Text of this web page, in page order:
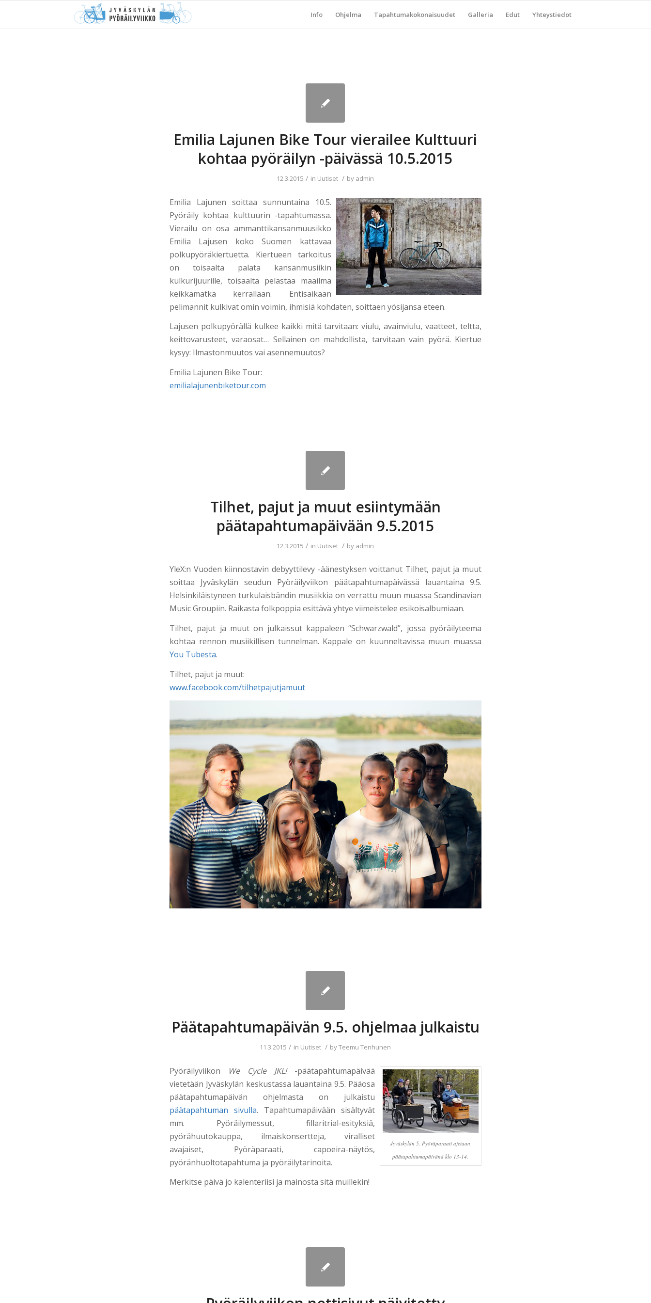
Info Ohjelma Tapahtumakokonaisuudet Galleria Edut Yhteystiedot
Emilia Lajunen Bike Tour vierailee Kulttuuri
kohtaa pyöräilyn -päivässä 10.5.2015
12.3.2015 / in Uutiset / by admin
Emilia Lajunen soittaa sunnuntaina 10.5.
Pyöräily kohtaa kulttuurin -tapahtumassa.
Vierailu on osa ammanttikansanmuusikko
Emilia Lajusen koko Suomen kattavaa
polkupyöräkiertuetta. Kiertueen tarkoitus
on toisaalta palata kansanmusiikin
kulkurijuurille, toisaalta pelastaa maailma
keikkamatka kerrallaan. Entisaikaan
pelimannit kulkivat omin voimin, ihmisiä kohdaten, soittaen yösijansa eteen.
Lajusen polkupyörällä kulkee kaikki mitä tarvitaan: viulu, avainviulu, vaatteet, teltta,
keittovarusteet, varaosat… Sellainen on mahdollista, tarvitaan vain pyörä. Kiertue
kysyy: Ilmastonmuutos vai asennemuutos?
Emilia Lajunen Bike Tour:
emilialajunenbiketour.com
Tilhet, pajut ja muut esiintymään
päätapahtumapäivään 9.5.2015
12.3.2015 / in Uutiset / by admin
YleX:n Vuoden kiinnostavin debyyttilevy -äänestyksen voittanut Tilhet, pajut ja muut
soittaa Jyväskylän seudun Pyöräilyviikon päätapahtumapäivässä lauantaina 9.5.
Helsinkiläistyneen turkulaisbändin musiikkia on verrattu muun muassa Scandinavian
Music Groupiin. Raikasta folkpoppia esittävä yhtye viimeistelee esikoisalbumiaan.
Tilhet, pajut ja muut on julkaissut kappaleen “Schwarzwald”, jossa pyöräilyteema
kohtaa rennon musiikillisen tunnelman. Kappale on kuunneltavissa muun muassa
You Tubesta.
Tilhet, pajut ja muut:
www.facebook.com/tilhetpajutjamuut
Päätapahtumapäivän 9.5. ohjelmaa julkaistu
11.3.2015 / in Uutiset / byTeemu Tenhunen
Jyväskylän 5. Pyöräparaati ajetaan
päätapahtumapäivänä klo 13-14.
Pyöräilyviikon We Cycle JKL!-päätapahtumapäivää
vietetään Jyväskylän keskustassa lauantaina 9.5. Pääosa
päätapahtumapäivän ohjelmasta on julkaistu
päätapahtuman sivulla. Tapahtumapäivään sisältyvät
mm. Pyöräilymessut, fillaritrial-esityksiä,
pyörähuutokauppa, ilmaiskonsertteja, viralliset
avajaiset, Pyöräparaati, capoeira-näytös,
pyöränhuoltotapahtuma ja pyöräilytarinoita.
Merkitse päivä jo kalenteriisi ja mainosta sitä muillekin!